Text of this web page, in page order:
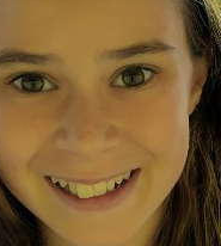
Buimer
in jullie eigen